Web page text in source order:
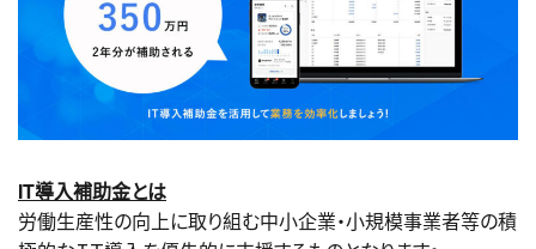
IT導入補助金とは
労働生産性の向上に取り組む中⼩企業・小規模事業者等の積